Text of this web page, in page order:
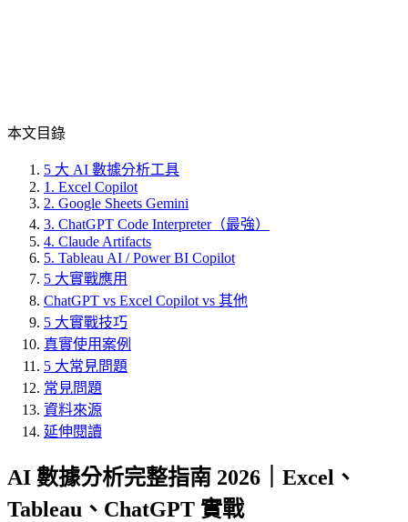
本文目錄
5 大 AI 數據分析工具
1. Excel Copilot
2. Google Sheets Gemini
3. ChatGPT Code Interpreter（最強）
4. Claude Artifacts
5. Tableau AI / Power BI Copilot
5 大實戰應用
ChatGPT vs Excel Copilot vs 其他
5 大實戰技巧
真實使用案例
5 大常見問題
常見問題
資料來源
延伸閱讀
AI 數據分析完整指南 2026｜Excel、
Tableau、ChatGPT 實戰